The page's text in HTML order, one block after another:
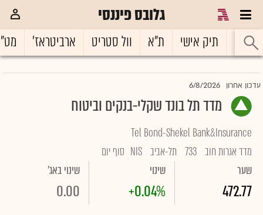
גלובס פיננסי
ראשי תיק אישי ת"א וול סטריט ארביטראז'
עדכון אחרון 6/8/2026
מדד תל בונד שקלי-בנקים וביטוח
Tel Bond-Shekel Bank&Insurance
מדד אגרות חוב 733 תל-אביב NIS סוף יום
שער
472.77
שינוי
+0.04%
שינוי באג'
0.00